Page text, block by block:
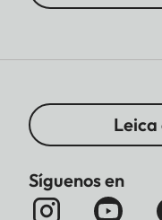
Leica
Síguenos en